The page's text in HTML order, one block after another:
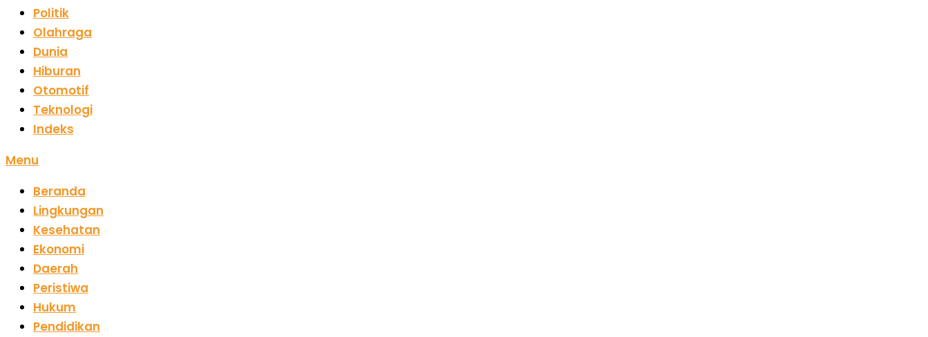
Politik
Olahraga
Dunia
Hiburan
Otomotif
Teknologi
Indeks
Menu
Beranda
Lingkungan
Kesehatan
Ekonomi
Daerah
Peristiwa
Hukum
Pendidikan